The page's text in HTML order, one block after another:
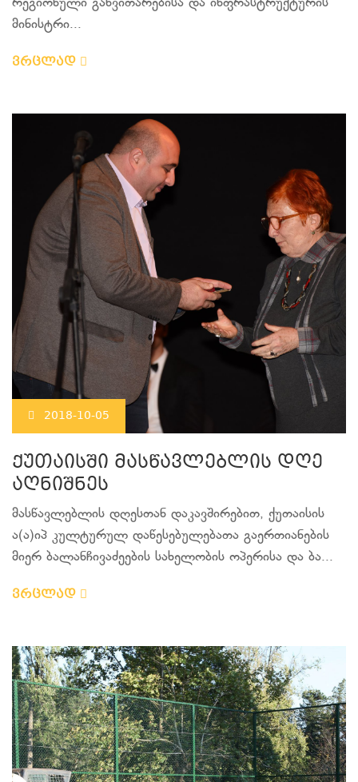
რეგიონული განვითარებისა და ინფრასტრუქტურის
მინისტრი...
ვრცლად
2018-10-05
ქუთაისში მასწავლებლის დღე
აღნიშნეს
მასწავლებლის დღესთან დაკავშირებით, ქუთაისის
ა(ა)იპ კულტურულ დაწესებულებათა გაერთიანების
მიერ ბალანჩივაძეების სახელობის ოპერისა და ბა...
ვრცლად